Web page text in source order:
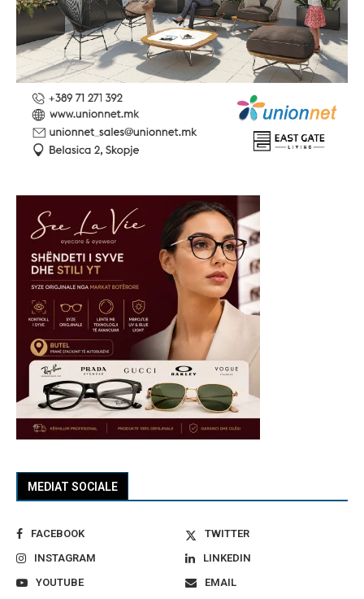
MEDIAT SOCIALE
FACEBOOK
TWITTER
INSTAGRAM
LINKEDIN
YOUTUBE
EMAIL